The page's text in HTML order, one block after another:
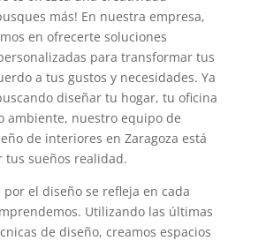
más! En nuestra empresa,
en ofrecerte soluciones
para transformar tus
a tus gustos y necesidades. Ya
diseñar tu hogar, tu oficina
ambiente, nuestro equipo de
de interiores en Zaragoza está
tus sueños realidad.
el diseño se refleja en cada
Utilizando las últimas
de diseño, creamos espacios